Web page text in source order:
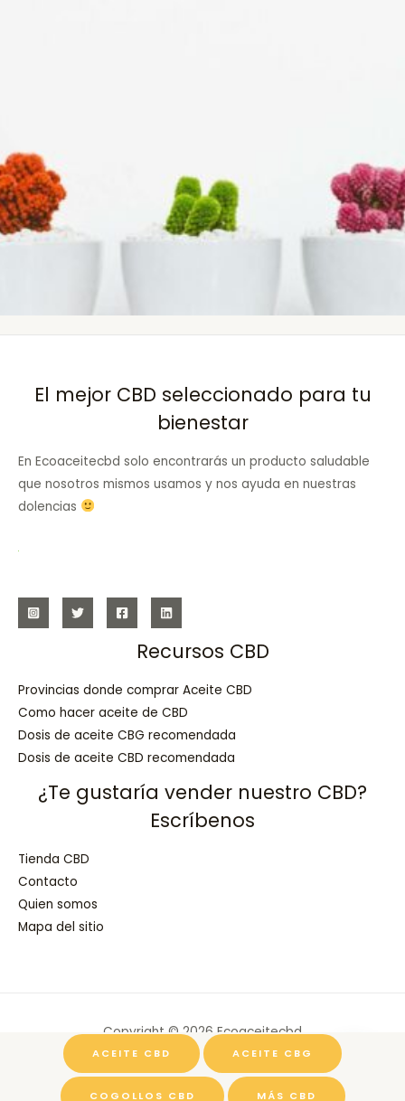
ACEITE CBD ACEITE CBG
COGOLLOS CBD MÁS CBD
El mejor CBD seleccionado para tu
bienestar
En Ecoaceitecbd solo encontrarás un producto saludable
que nosotros mismos usamos y nos ayuda en nuestras
dolencias
Recursos CBD
Provincias donde comprar Aceite CBD
Como hacer aceite de CBD
Dosis de aceite CBG recomendada
Dosis de aceite CBD recomendada
¿Te gustaría vender nuestro CBD?
Escríbenos
Tienda CBD
Contacto
Quien somos
Mapa del sitio
Copyright © 2026 Ecoaceitecbd
Powered by Ecoaceitecbd